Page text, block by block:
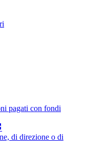
pagati con fondi
di direzione o di